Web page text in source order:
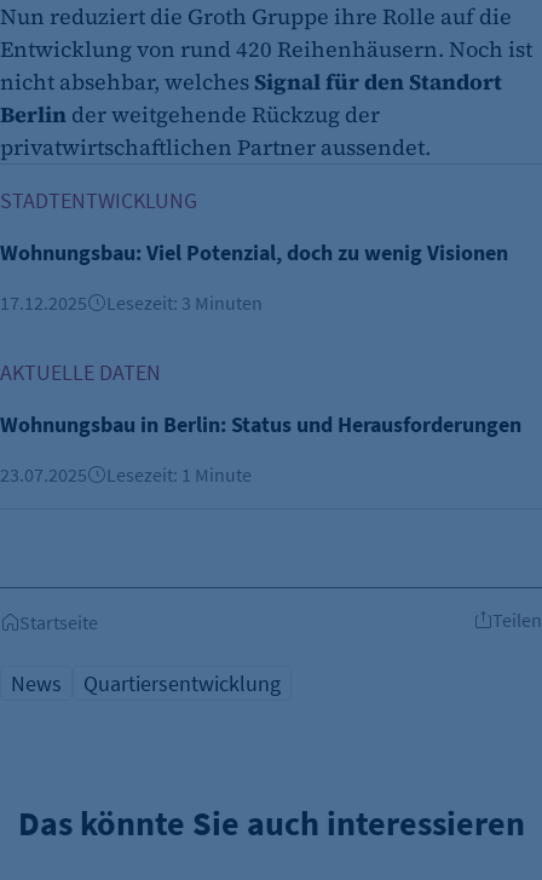
Nun reduziert die Groth Gruppe ihre Rolle auf die
Entwicklung von rund 420 Reihenhäusern. Noch ist
nicht absehbar, welches Signal für den Standort
Berlin der weitgehende Rückzug der
privatwirtschaftlichen Partner aussendet.
STADTENTWICKLUNG
Wohnungsbau: Viel Potenzial, doch zu wenig Visionen
17.12.2025 Lesezeit: 3 Minuten
AKTUELLE DATEN
Wohnungsbau in Berlin: Status und Herausforderungen
23.07.2025 Lesezeit: 1 Minute
Startseite Teilen
News Quartiersentwicklung
Das könnte Sie auch interessieren